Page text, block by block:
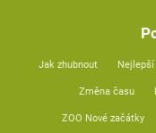
Jak zhubnout
Změna času
ZOO Nové začátky